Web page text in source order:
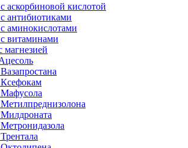
аскорбиновой кислотой
антибиотиками
аминокислотами
витаминами
магнезией